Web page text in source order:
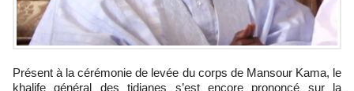
Présent à la cérémonie de levée du corps de Mansour Kama, le
khalife général des tidianes s’est encore prononcé sur la